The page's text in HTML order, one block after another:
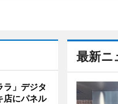
最新ニ
ラ」デジタ
にパネル